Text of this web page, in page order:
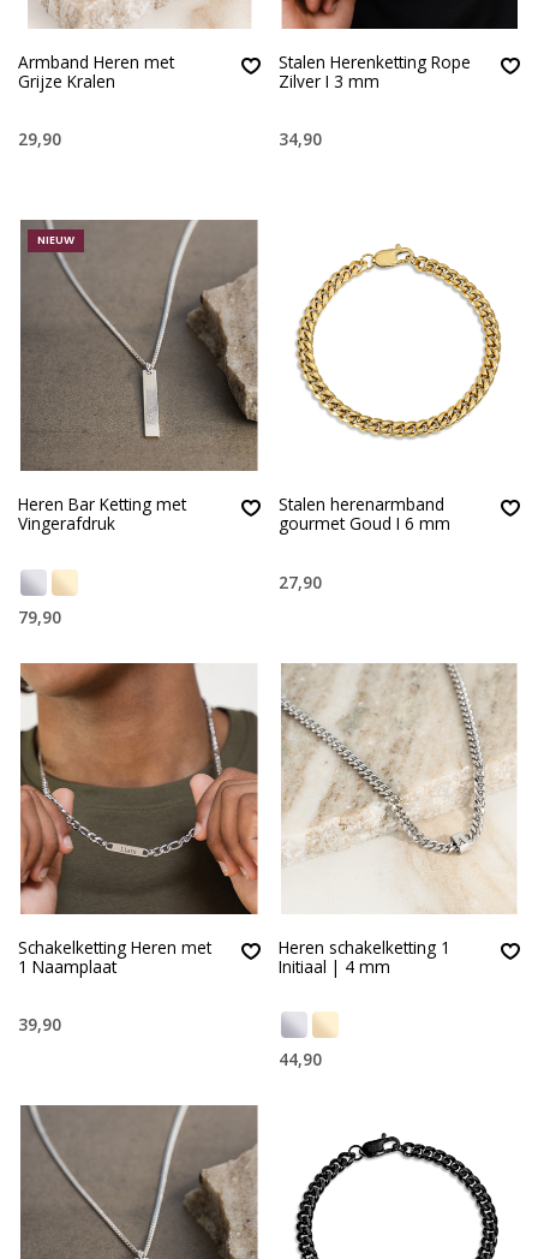
Armband Heren met
Grijze Kralen
29,90
Stalen Herenketting Rope
Zilver I 3 mm
34,90
NIEUW
Heren Bar Ketting met
Vingerafdruk
79,90
Stalen herenarmband
gourmet Goud I 6 mm
27,90
Schakelketting Heren met
1 Naamplaat
39,90
Heren schakelketting 1
Initiaal | 4 mm
44,90